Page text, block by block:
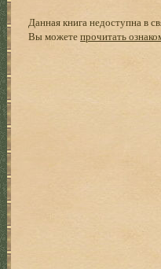
Данная книга недоступна в
Вы можетепрочитать